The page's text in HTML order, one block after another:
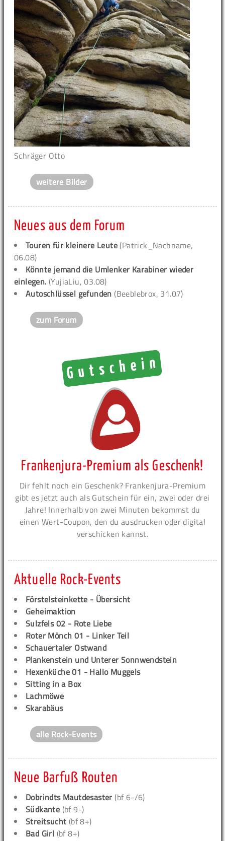
Schräger Otto
weitere Bilder
Neues aus dem Forum
Touren für kleinere Leute (Patrick_Nachname,
06.08)
Könnte jemand die Umlenker Karabiner wieder
einlegen. (YujiaLiu, 03.08)
Autoschlüssel gefunden (Beeblebrox, 31.07)
zum Forum
Frankenjura-Premium als Geschenk!
Dir fehlt noch ein Geschenk? Frankenjura-Premium
gibt es jetzt auch als Gutschein für ein, zwei oder drei
Jahre! Innerhalb von zwei Minuten bekommst du
einen Wert-Coupon, den du ausdrucken oder digital
verschicken kannst.
Aktuelle Rock-Events
Förstelsteinkette - Übersicht
Geheimaktion
Sulzfels 02 - Rote Liebe
Roter Mönch 01 - Linker Teil
Schauertaler Ostwand
Plankenstein und Unterer Sonnwendstein
Hexenküche 01 - Hallo Muggels
Sitting in a Box
Lachmöwe
Skarabäus
alle Rock-Events
Neue Barfuß Routen
Dobrindts Mautdesaster (bf 6-/6)
Südkante (bf 9-)
Streitsucht (bf 8+)
Bad Girl (bf 8+)